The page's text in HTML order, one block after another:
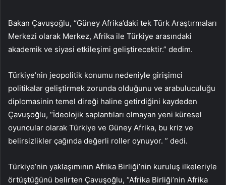
Bakan Çavuşoğlu, “Güney Afrika’daki tek Türk Araştırmaları
Merkezi olarak Merkez, Afrika ile Türkiye arasındaki
akademik ve siyasi etkileşimi geliştirecektir.” dedim.
Türkiye’nin jeopolitik konumu nedeniyle girişimci
politikalar geliştirmek zorunda olduğunu ve arabuluculuğu
diplomasinin temel direği haline getirdiğini kaydeden
Çavuşoğlu, “İdeolojik saplantıları olmayan yeni küresel
oyuncular olarak Türkiye ve Güney Afrika, bu kriz ve
belirsizlikler çağında değerli roller oynuyor. ” dedi.
Türkiye’nin yaklaşımının Afrika Birliği’nin kuruluş ilkeleriyle
örtüştüğünü belirten Çavuşoğlu, “Afrika Birliği’nin Afrika